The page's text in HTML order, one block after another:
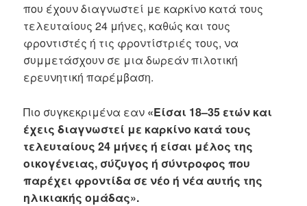
που έχουν διαγνωστεί με καρκίνο κατά τους
τελευταίους 24 μήνες, καθώς και τους
φροντιστές ή τις φροντίστριές τους, να
συμμετάσχουν σε μια δωρεάν πιλοτική
ερευνητική παρέμβαση.
Πιο συγκεκριμένα εαν «Είσαι 18–35 ετών και
έχεις διαγνωστεί με καρκίνο κατά τους
τελευταίους 24 μήνες ή είσαι μέλος της
οικογένειας, σύζυγος ή σύντροφος που
παρέχει φροντίδα σε νέο ή νέα αυτής της
ηλικιακής ομάδας».